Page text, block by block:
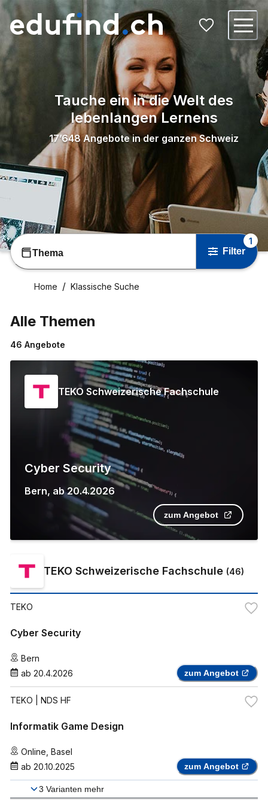
Tauche ein in die Welt des
lebenlangen Lernens
17’648 Angebote in der ganzen Schweiz
Thema Filter
1
Home Klassische Suche
Alle Themen
46 Angebote
TEKO Schweizerische Fachschule
Cyber Security
Bern, ab 20.4.2026
zum Angebot
TEKO Schweizerische Fachschule (46)
TEKO
Cyber Security
Bern
ab 20.4.2026 zum Angebot
TEKO | NDS HF
Informatik Game Design
Online Basel
ab 20.10.2025 zum Angebot
3 Varianten mehr